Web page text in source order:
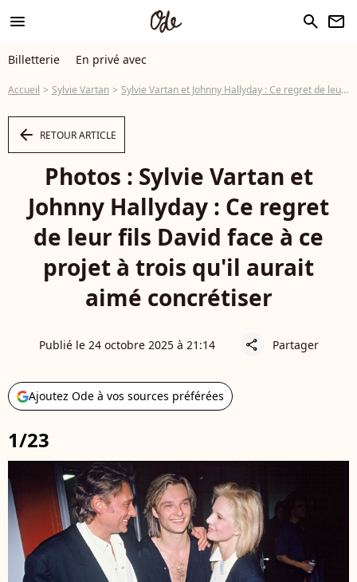
menu search newsletter
Billetterie En privé avec
Accueil Sylvie Vartan Sylvie Vartan et Johnny Hallyday : Ce regret de leur fils David face à ce projet à trois qu'il aurait aimé concrétiser
arrow_left RETOUR ARTICLE
Photos : Sylvie Vartan et
Johnny Hallyday : Ce regret
de leur fils David face à ce
projet à trois qu'il aurait
aimé concrétiser
Publié le 24 octobre 2025 à 21:14 share Partager
Ajoutez Ode à vos sources préférées
1/23